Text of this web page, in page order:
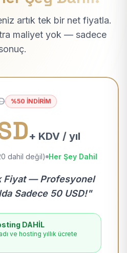
artık tek bir net fiyatla.
maliyet yok — sadece
%50 İNDİRİM
+ KDV / yıl
dahil değil) Her Şey Dahil
Fiyat — Profesyonel
Sadece 50 USD!"
DAHİL
ve hosting yıllık ücrete